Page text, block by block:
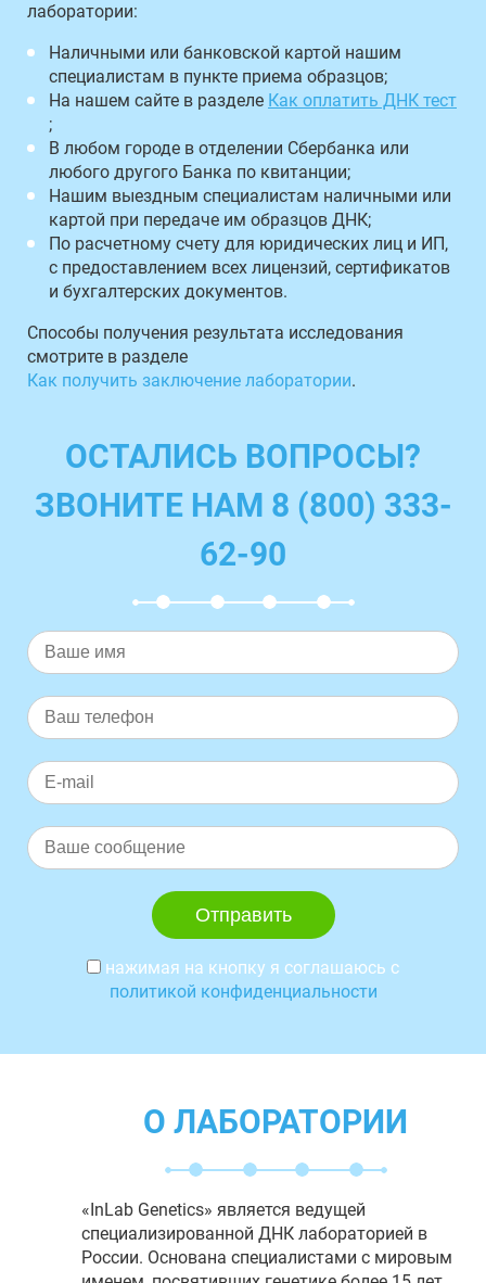
лаборатории:
Наличными или банковской картой нашим
специалистам в пункте приема образцов;
На нашем сайте в разделе Как оплатить ДНК тест
;
В любом городе в отделении Сбербанка или
любого другого Банка по квитанции;
Нашим выездным специалистам наличными или
картой при передаче им образцов ДНК;
По расчетному счету для юридических лиц и ИП,
с предоставлением всех лицензий, сертификатов
и бухгалтерских документов.
Способы получения результата исследования
смотрите в разделе
Как получить заключение лаборатории.
ОСТАЛИСЬ ВОПРОСЫ?
ЗВОНИТЕ НАМ 8 (800) 333-
62-90
нажимая на кнопку я соглашаюсь с
политикой конфиденциальности
О ЛАБОРАТОРИИ
«InLab Genetics» является ведущей
специализированной ДНК лабораторией в
России. Основана специалистами с мировым